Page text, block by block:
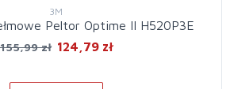
3M
Peltor Optime II H520P3E
155,99 zł 124,79 zł